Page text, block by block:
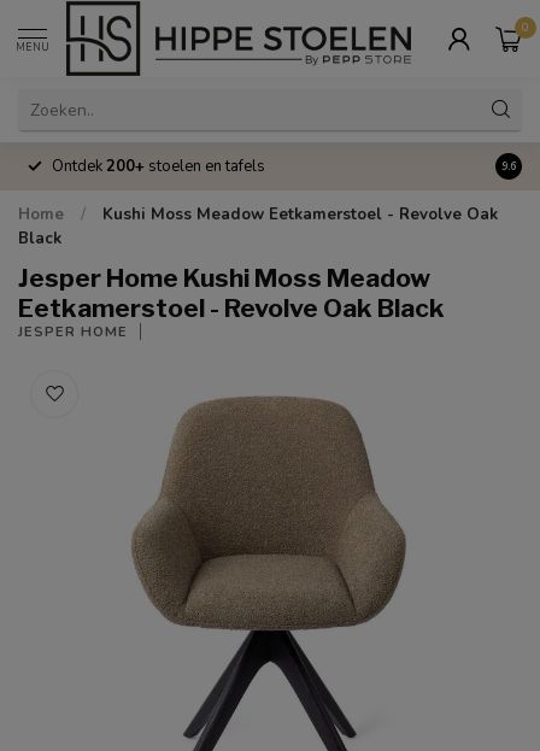
MENU
0
Ontdek200+ stoelen en tafels 9.6
Home /
Kushi Moss Meadow Eetkamerstoel - Revolve Oak
Black
Jesper Home Kushi Moss Meadow
Eetkamerstoel - Revolve Oak Black
JESPER HOME